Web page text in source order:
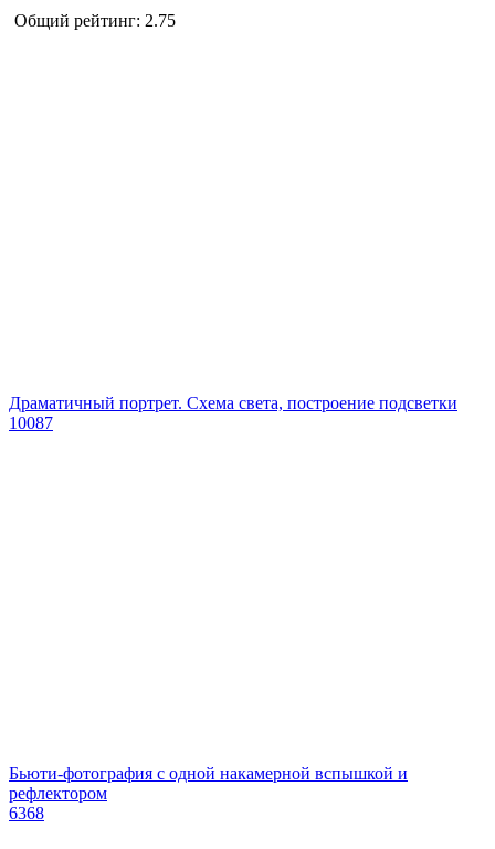
Общий рейтинг: 2.75
Драматичный портрет. Схема света, построение подсветки
10087
Бьюти-фотография с одной накамерной вспышкой и
рефлектором
6368